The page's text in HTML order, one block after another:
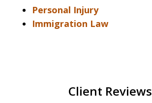
Personal Injury
Immigration Law
Client Reviews